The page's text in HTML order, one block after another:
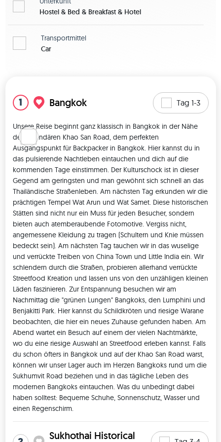
ausklingen zu lassen. Tag 13: Zum Abschluss unserer
Rundreise fahren wir morgens von Pai zurück nach Chiang
Mai. Hier endet unsere gemeinsame Reise. Von Chiang Mai
habt ihr je nach Reiseplan eine optimale Anbindung um
Südostasien reisen, habe ich natürlich noch ein paar heiße
Tipps für dich parat. ✈️🏙️
Was kannst du auf dieser Reise erwarten? ➕ Echtes
Backpacking Feeling 🎒 ➕ Eine coole Reisegruppe, mit
maximal 6 Leuten 🤗 ➕ Triff andere Backpacker aus aller Welt
in Bangkok, Chiang Mai und Pai 🍺🌏 ➕ Schalte dein Handy
aus und tauche in die Welt eines buddhistischen Klosters ein
➕ Perfekter Mix aus Party, Kultur und Natur. 🥳🏛️🌿 ➕ Echte
Thailändische Kultur und Gastfreundschaft 🙏 Was ist im
Reisepreis enthalten? ✅ All transfers (Bus, Train, Taxi, Boat,
Minivan) ✅ Accommodation (13 nights in shared double
rooms) ✅ Entrance fee Wat Arun - Bangkok ✅ Entrance fee
Wat Saket - Bangkok ✅ Entrance fee Sukhothai Historical
Park (UNESCO) - Sukhothai ✅ Bike rental - Sukhothai ✅
Entrance fee Wat Chedi Luang - Chiang Mai ✅ Donation Wat
Phan Tao - Chiang Mai ✅ 1x lunch (authentic Khao Soi soup) -
Chiang Mai ✅ 1-day Scooter rental in Pai (1 Scooter for 2
people, including fuel) ✅ 1x foot or shoulder massage (30
minutes) - Chiang Mai ✅ 3 days stay in buddhism forest
monastery incl. accomodation & food ✅ 24/7 Customer
Service and Support. ✅ Travel Insurance for Trip Mates
coming from Austria and Germany. Was ist nicht im
Reisepreis enthalten? ❌ (International) Flights to/from
Bangkok ❌ Transport from Chiang Mai to Bangkok or where
you wanna go (flight approx. 40€) ❌ Daily Meals, Snacks &
Drinks (approx. 7€-15€ per day) ❌ If needed, single room
upgrade (approx. 10-15€ per day) ❌ Entrance fees for
Tours for additional attractions (depends on what you want
Hostel & Bed & Breakfast & Hotel
Transportmittel
Car
1 Bangkok Tag 1-3
Unsere Reise beginnt ganz klassisch in Bangkok in der Nähe
der legendären Khao San Road, dem perfekten
Ausgangspunkt für Backpacker in Bangkok. Hier kannst du in
das pulsierende Nachtleben eintauchen und dich auf die
kommenden Tage einstimmen. Der Kulturschock ist in dieser
Gegend am geringsten und man gewöhnt sich schnell an das
Thailändische Straßenleben. Am nächsten Tag erkunden wir die
prächtigen Tempel Wat Arun und Wat Samet. Diese historischen
Stätten sind nicht nur ein Muss für jeden Besucher, sondern
bieten auch atemberaubende Fotomotive. Vergiss nicht,
angemessene Kleidung zu tragen (Schultern und Knie müssen
bedeckt sein). Am nächsten Tag tauchen wir in das wuselige
und verrückte Treiben von China Town und Little India ein. Wir
schlendern durch die Straßen, probieren allerhand verrückte
Streetfood Kreation und lassen uns von den unzähligen kleinen
Läden faszinieren. Zur Entspannung besuchen wir am
Nachmittag die "grünen Lungen" Bangkoks, den Lumphini und
Benjakitti Park. Hier kannst du Schildkröten und riesige Warane
beobachten, die hier ein neues Zuhause gefunden haben. Am
Abend wartet ein Besuch auf einem der vielen Nachtmärkte,
wo du eine riesige Auswahl an Streetfood erleben kannst. Falls
du schon öfters in Bangkok und auf der Khao San Road warst,
können wir unser Lager auch im Herzen Bangkoks rund um die
Sukhumvit Road beziehen und in das tägliche Leben des
modernen Bangkoks eintauchen. Was du unbedingt dabei
haben solltest: Bequeme Schuhe, Sonnenschutz, Wasser und
einen Regenschirm.
Sukhothai Historical